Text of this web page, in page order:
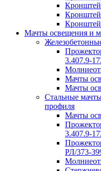
Мачты освещения и
3.407.9-
Мачты
Мачты
Стальные
профиля
Мачты
3.407.9-
РЛ/373-